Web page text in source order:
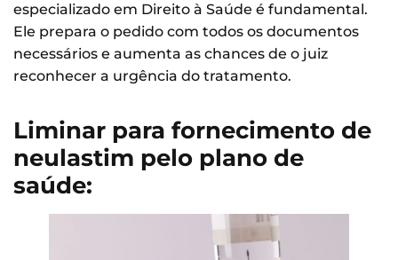
especializado em Direito à Saúde é fundamental.
Ele prepara o pedido com todos os documentos
necessários e aumenta as chances de o juiz
reconhecer a urgência do tratamento.
Liminar para fornecimento de
neulastim pelo plano de
saúde: